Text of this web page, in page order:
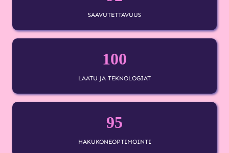
SAAVUTETTAVUUS
100
LAATU JA TEKNOLOGIAT
95
HAKUKONEOPTIMOINTI